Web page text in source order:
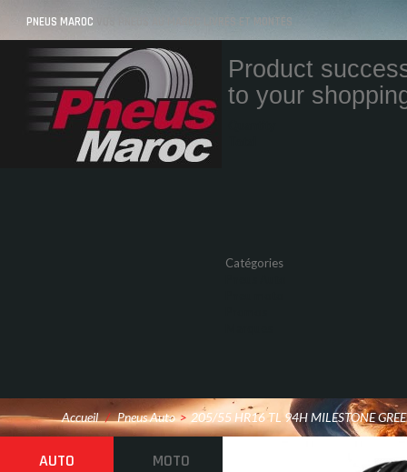
PNEUS MAROC VOS PNEUS AU MAROC LIVRÉS ET MONTÉS
Product
to your
Catégories
Accueil / Pneus Auto > 205/55 HR16 TL 94H MILESTONE
AUTO MOTO